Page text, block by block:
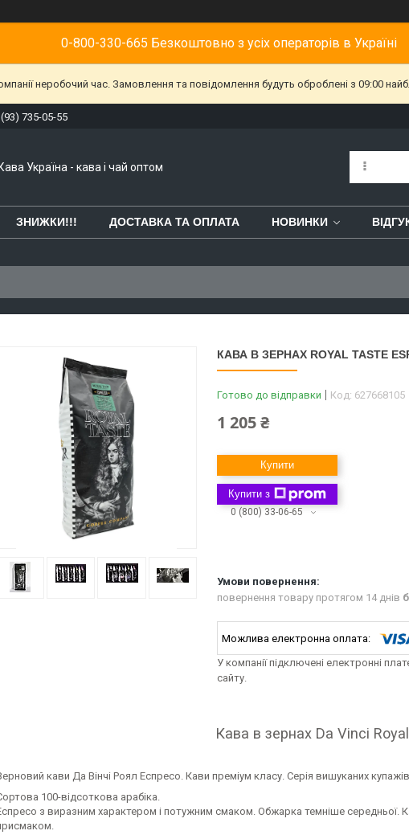
0-800-330-665 Безкоштовно з усіх операторів в Україні
неробочий час. Замовлення та повідомлення будуть оброблені з 09:00
735-05-55
Україна - кава і чай оптом
ЗНИЖКИ!!! ДОСТАВКА ТА ОПЛАТА НОВИНКИ
КАВА В ЗЕРНАХ ROYAL TASTE
Готово до відправки Код: 627668105
1 205 ₴
Купити
Купити з
0 (800) 33-06-65
повернення товару протягом 14 днів
У компанії підключені електронні
сайту.
Кава в зернах Da Vinci Royal
кави Да Вінчі Роял Еспресо. Кави преміум класу. Серія вишуканих
100-відсоткова арабіка.
з виразним характером і потужним смаком. Обжарка темніше середньої.